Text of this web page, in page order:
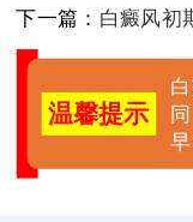
下一篇： 白癜风初
温馨提示
早